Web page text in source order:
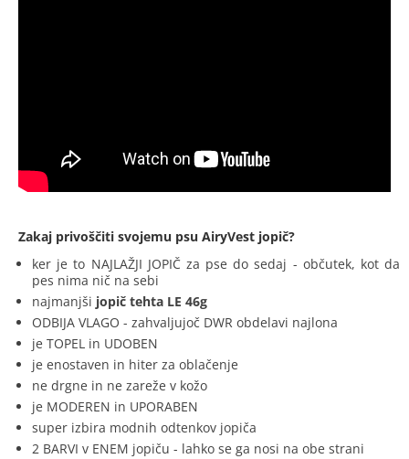
Zakaj privoščiti svojemu psu AiryVest jopič?
ker je to NAJLAŽJI JOPIČ za pse do sedaj - občutek, kot da
pes nima nič na sebi
najmanjši jopič tehta LE 46g
ODBIJA VLAGO - zahvaljujoč DWR obdelavi najlona
je TOPEL in UDOBEN
je enostaven in hiter za oblačenje
ne drgne in ne zareže v kožo
je MODEREN in UPORABEN
super izbira modnih odtenkov jopiča
2 BARVI v ENEM jopiču - lahko se ga nosi na obe strani